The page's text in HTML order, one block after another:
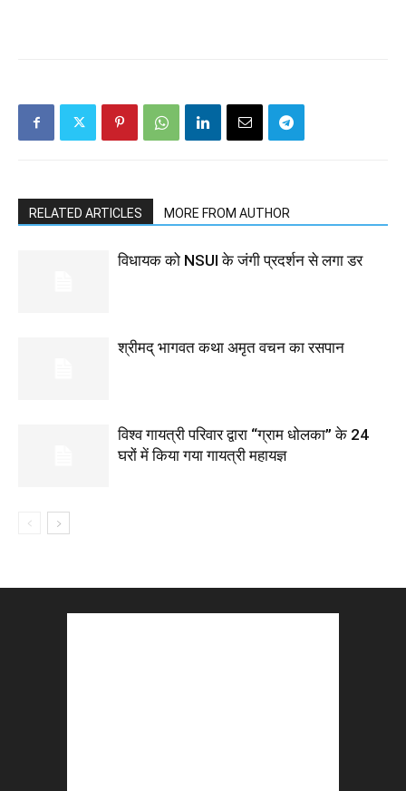
RELATED ARTICLES MORE FROM AUTHOR
विधायक को NSUI के जंगी प्रदर्शन से लगा डर
श्रीमद् भागवत कथा अमृत वचन का रसपान
विश्व गायत्री परिवार द्वारा “ग्राम धोलका” के 24
घरों में किया गया गायत्री महायज्ञ